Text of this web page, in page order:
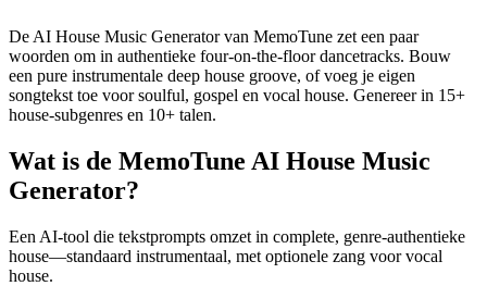
De AI House Music Generator van MemoTune zet een paar
woorden om in authentieke four-on-the-floor dancetracks. Bouw
een pure instrumentale deep house groove, of voeg je eigen
songtekst toe voor soulful, gospel en vocal house. Genereer in 15+
house-subgenres en 10+ talen.
Wat is de MemoTune AI House Music
Generator?
Een AI-tool die tekstprompts omzet in complete, genre-authentieke
house—standaard instrumentaal, met optionele zang voor vocal
house.